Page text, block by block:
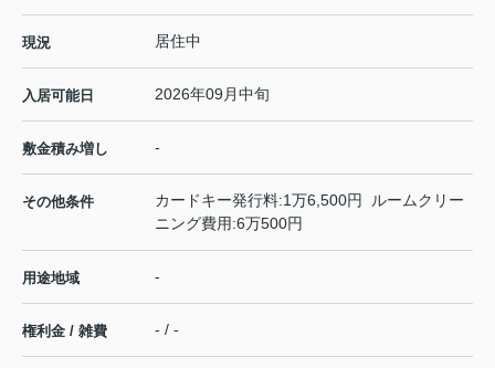
現況 居住中
入居可能日 2026年09月中旬
敷金積み増し -
その他条件
カードキー発行料:1万6,500円 ルームクリー
ニング費用:6万500円
用途地域 -
権利金 / 雑費 - / -